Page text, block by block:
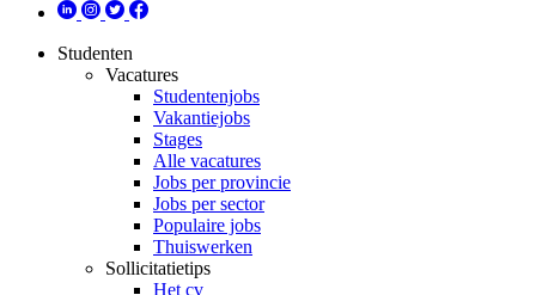
Studenten
Vacatures
Studentenjobs
Vakantiejobs
Stages
Alle vacatures
Jobs per provincie
Jobs per sector
Populaire jobs
Thuiswerken
Sollicitatietips
Het cv